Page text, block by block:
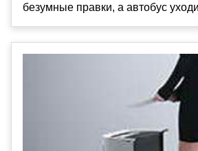
безумные правки, а автобус